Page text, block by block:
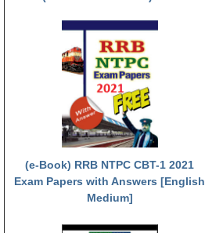
RRB Online Exams Sample Test
GK Papers
PARAMEDICAL
PARAMEDICAL PDF Study Notes
PARAMEDICAL Apply Online
(e-Book) RRB NTPC CBT-1 2021
Exam Papers with Answers [English
Medium]